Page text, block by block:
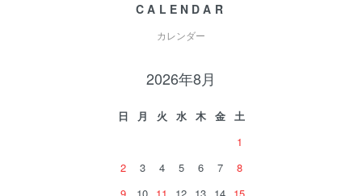
CALENDAR
カレンダー
2026年8月
日 月 火 水 木 金
土
1
2
3 4 5 6 7
8